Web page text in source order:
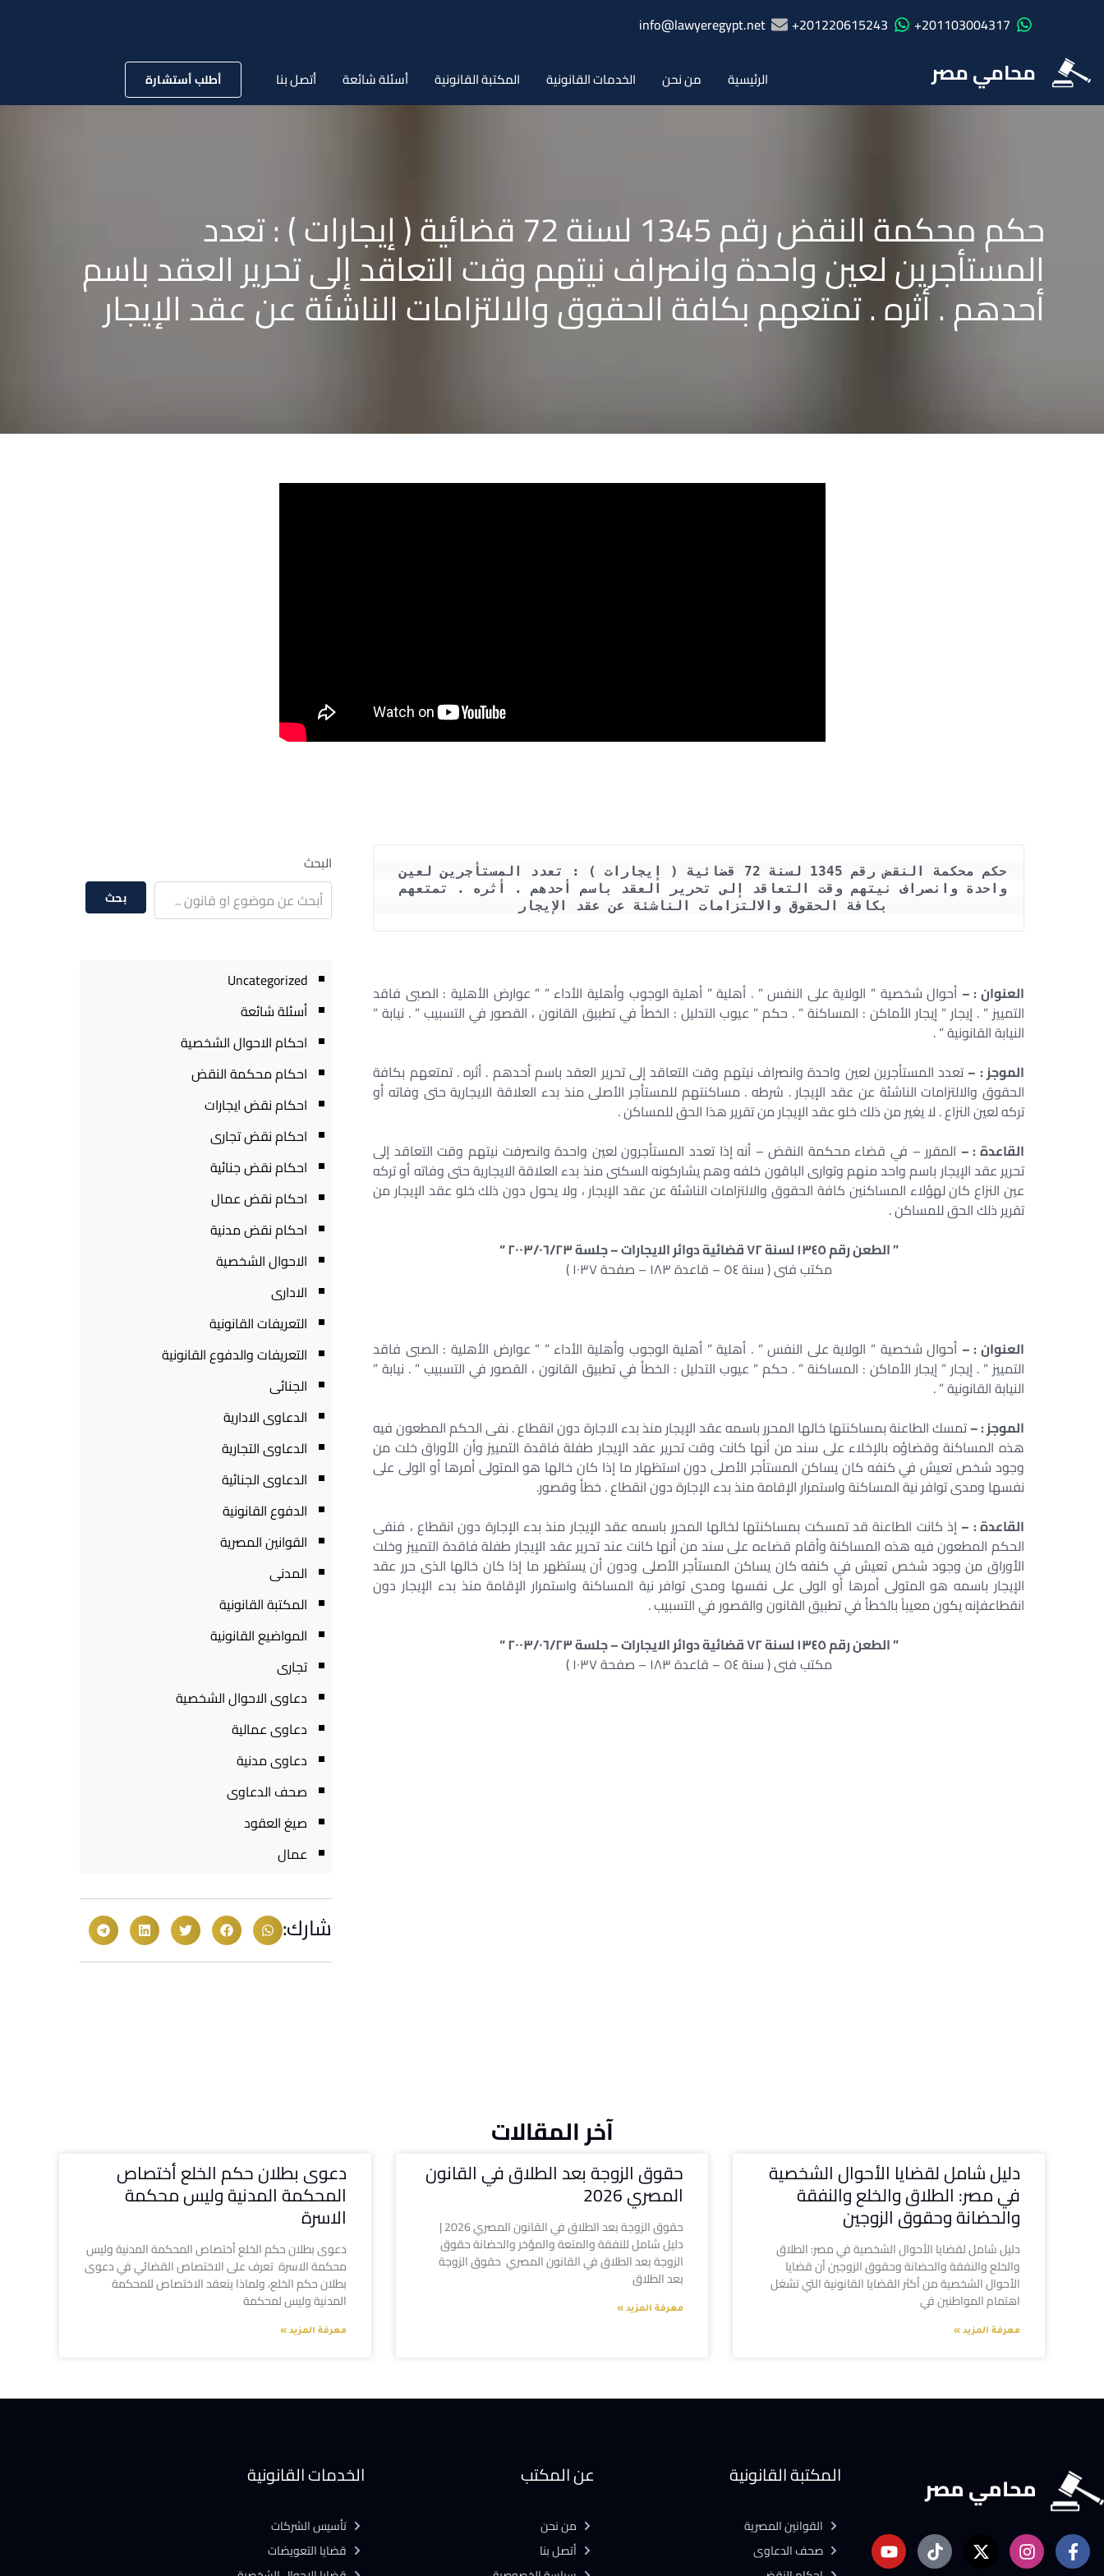
201103004317+
201220615243+
info@lawyeregypt.net
محامي مصر الرئيسية من نحن الخدمات القانونية المكتبة القانونية أسئلة شائعة أتصل بنا أطلب أستشارة
حكم محكمة النقض رقم 1345 لسنة 72 قضائية ( إيجارات ) : تعدد
المستأجرين لعين واحدة وانصراف نيتهم وقت التعاقد إلى تحرير العقد باسم
أحدهم . أثره . تمتعهم بكافة الحقوق والالتزامات الناشئة عن عقد الإيجار
حكم محكمة النقض رقم 1345 لسنة 72 قضائية ( إيجارات ) : تعدد المستأجرين لعين
بكافة الحقوق والالتزامات الناشئة عن عقد الإيجار
العنوان : – أحوال شخصية ” الولاية على النفس ” . أهلية ” أهلية الوجوب وأهلية الأداء ” ” عوارض الأهلية : الصبى فاقد
التمييز ” . إيجار ” إيجار الأماكن : المساكنة ” . حكم ” عيوب التدليل : الخطأ في تطبيق القانون ، القصور في التسبيب ” . نيابة ”
النيابة القانونية ” .
الموجز : –تعدد المستأجرين لعين واحدة وانصراف نيتهم وقت التعاقد إلى تحرير العقد باسم أحدهم . أثره . تمتعهم بكافة
الحقوق والالتزامات الناشئة عن عقد الإيجار . شرطه . مساكنتهم للمستأجر الأصلى منذ بدء العلاقة الايجارية حتى وفاته أو
تركه لعين النزاع . لا يغير من ذلك خلو عقد الإيجار من تقرير هذا الحق للمساكن .
القاعدة : – المقرر – في قضاء محكمة النقض – أنه إذا تعدد المستأجرون لعين واحدة وانصرفت نيتهم وقت التعاقد إلى
تحرير عقد الإيجار باسم واحد منهم وتوارى الباقون خلفه وهم يشاركونه السكنى منذ بدء العلاقة الايجارية حتى وفاته أو تركه
عين النزاع كان لهؤلاء المساكنين كافة الحقوق والالتزامات الناشئة عن عقد الإيجار ، ولا يحول دون ذلك خلو عقد الإيجار من
تقرير ذلك الحق للمساكن .
” الطعن رقم ١٣٤٥ لسنة ٧٢ قضائية دوائر الايجارات – جلسة ٢٠٠٣/٠٦/٢٣ “
مكتب فنى ( سنة ٥٤ – قاعدة ١٨٣ – صفحة ١٠٣٧ )
العنوان : – أحوال شخصية ” الولاية على النفس ” . أهلية ” أهلية الوجوب وأهلية الأداء ” ” عوارض الأهلية : الصبى فاقد
التمييز ” . إيجار ” إيجار الأماكن : المساكنة ” . حكم ” عيوب التدليل : الخطأ في تطبيق القانون ، القصور في التسبيب ” . نيابة ”
النيابة القانونية ” .
الموجز : –تمسك الطاعنة بمساكنتها خالها المحرر باسمه عقد الإيجار منذ بدء الاجارة دون انقطاع . نفى الحكم المطعون فيه
هذه المساكنة وقضاؤه بالإخلاء على سند من أنها كانت وقت تحرير عقد الإيجار طفلة فاقدة التمييز وأن الأوراق خلت من
وجود شخص تعيش في كنفه كان يساكن المستأجر الأصلى دون استظهار ما إذا كان خالها هو المتولى أمرها أو الولى على
نفسها ومدى توافر نية المساكنة واستمرار الإقامة منذ بدء الإجارة دون انقطاع . خطأ وقصور.
القاعدة : –إذ كانت الطاعنة قد تمسكت بمساكنتها لخالها المحرر باسمه عقد الإيجار منذ بدء الإجارة دون انقطاع ، فنفى
الحكم المطعون فيه هذه المساكنة وأقام قضاءه على سند من أنها كانت عند تحرير عقد الإيجار طفلة فاقدة التمييز وخلت
الأوراق من وجود شخص تعيش في كنفه كان يساكن المستأجر الأصلى ودون أن يستظهر ما إذا كان خالها الذى حرر عقد
الإيجار باسمه هو المتولى أمرها أو الولى على نفسها ومدى توافر نية المساكنة واستمرار الإقامة منذ بدء الإيجار دون
انقطاعفإنه يكون معيباً بالخطأ في تطبيق القانون والقصور في التسبيب .
” الطعن رقم ١٣٤٥ لسنة ٧٢ قضائية دوائر الايجارات – جلسة ٢٠٠٣/٠٦/٢٣ “
مكتب فنى ( سنة ٥٤ – قاعدة ١٨٣ – صفحة ١٠٣٧ )
البحث
بحث
Uncategorized
أسئلة شائعة
احكام الاحوال الشخصية
احكام محكمة النقض
احكام نقض ايجارات
احكام نقض تجارى
احكام نقض جنائية
احكام نقض عمال
احكام نقض مدنية
الاحوال الشخصية
الادارى
التعريفات القانونية
التعريفات والدفوع القانونية
الجنائى
الدعاوى الادارية
الدعاوى التجارية
الدعاوى الجنائية
الدفوع القانونية
القوانين المصرية
المدنى
المكتبة القانونية
المواضيع القانونية
تجارى
دعاوى الاحوال الشخصية
دعاوى عمالية
دعاوى مدنية
صحف الدعاوى
صيغ العقود
عمال
شارك:
آخر المقالات
دليل شامل لقضايا الأحوال الشخصية
في مصر: الطلاق والخلع والنفقة
والحضانة وحقوق الزوجين
دليل شامل لقضايا الأحوال الشخصية في مصر: الطلاق
والخلع والنفقة والحضانة وحقوق الزوجين أن قضايا
الأحوال الشخصية من أكثر القضايا القانونية التي تشغل
اهتمام المواطنين في
معرفة المزيد »
حقوق الزوجة بعد الطلاق في القانون
المصري 2026
حقوق الزوجة بعد الطلاق في القانون المصري 2026 |
دليل شامل للنفقة والمتعة والمؤخر والحضانة حقوق
الزوجة بعد الطلاق في القانون المصري حقوق الزوجة
بعد الطلاق
معرفة المزيد »
دعوى بطلان حكم الخلع أختصاص
المحكمة المدنية وليس محكمة
الاسرة
دعوى بطلان حكم الخلع أختصاص المحكمة المدنية وليس
محكمة الاسرة تعرف على الاختصاص القضائي في دعوى
بطلان حكم الخلع، ولماذا ينعقد الاختصاص للمحكمة
المدنية وليس لمحكمة
معرفة المزيد »
محامي مصر المكتبة القانونية
القوانين المصرية
صحف الدعاوى
عن المكتب
من نحن
أتصل بنا
الخدمات القانونية
تأسيس الشركات
قضايا التعويضات